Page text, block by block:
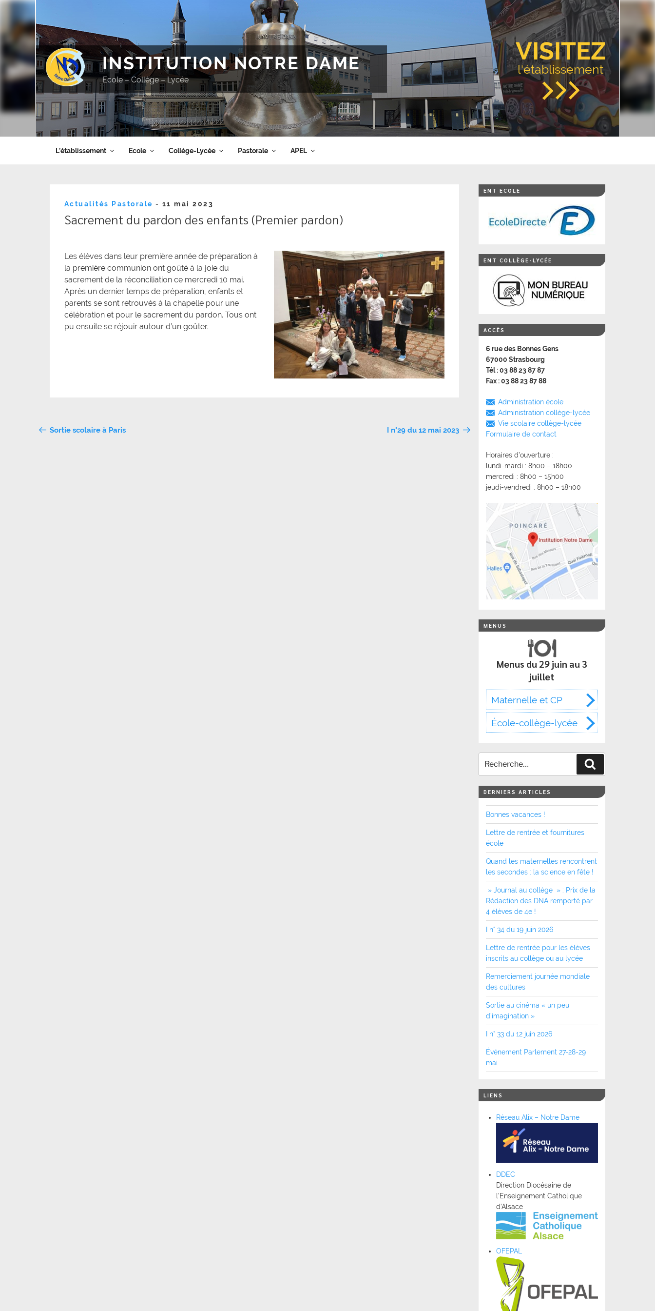
Aller
contenu
principal
VISITEZ
l'établissement
INSTITUTION NOTRE DAME
Ecole – Collège – Lycée
L’établissement Ecole Collège-Lycée Pastorale APEL
Actualités Pastorale - Publié
11 mai 2023
Sacrement du pardon des enfants (Premier pardon)
Les élèves dans leur première année de préparation à
la première communion ont goûté à la joie du
sacrement de la réconciliation ce mercredi 10 mai.
Après un dernier temps de préparation, enfants et
parents se sont retrouvés à la chapelle pour une
célébration et pour le sacrement du pardon. Tous ont
pu ensuite se réjouir autour d’un goûter.
Navigation
Sortie scolaire à Paris I n°29 du 12 mai 2023
ENT ECOLE
ENT COLLÈGE-LYCÉE
ACCÈS
6 rue des Bonnes Gens
67000 Strasbourg
Tél : 03 88 23 87 87
Fax : 03 88 23 87 88
Administration école
Administration collège-lycée
Vie scolaire collège-lycée
Formulaire de contact
Horaires d’ouverture :
lundi-mardi : 8h00 – 18h00
mercredi : 8h00 – 15h00
jeudi-vendredi : 8h00 – 18h00
MENUS
Menus du 29 juin au 3
juillet
Maternelle et CP
École-collège-lycée
DERNIERS ARTICLES
Bonnes vacances !
Lettre de rentrée et fournitures
école
Quand les maternelles rencontrent
les secondes : la science en fête !
» Journal au collège » : Prix de la
Rédaction des DNA remporté par
4 élèves de 4e !
I n° 34 du 19 juin 2026
Lettre de rentrée pour les élèves
inscrits au collège ou au lycée
Remerciement journée mondiale
des cultures
Sortie au cinéma « un peu
d’imagination »
I n° 33 du 12 juin 2026
Événement Parlement 27-28-29
mai
LIENS
Réseau Alix – Notre Dame
DDEC
Direction Diocésaine de
l’Enseignement Catholique
d’Alsace
OFEPAL